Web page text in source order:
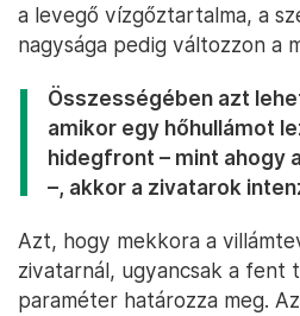
a levegő vízgőztartalma, a
nagysága pedig változzon a
Összességében azt
amikor egy hőhullámot
hidegfront – mint ahogy
–, akkor a zivatarok
Azt, hogy mekkora a
zivatarnál, ugyancsak a fent
paraméter határozza meg. Az